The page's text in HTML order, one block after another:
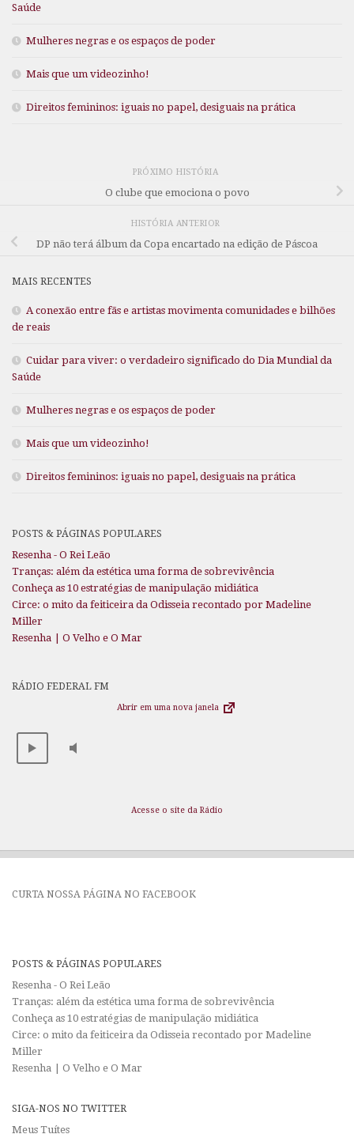
Saúde
Mulheres negras e os espaços de poder
Mais que um videozinho!
Direitos femininos: iguais no papel, desiguais na prática
PRÓXIMO HISTÓRIA
O clube que emociona o povo
HISTÓRIA ANTERIOR
DP não terá álbum da Copa encartado na edição de Páscoa
MAIS RECENTES
A conexão entre fãs e artistas movimenta comunidades e bilhões
de reais
Cuidar para viver: o verdadeiro significado do Dia Mundial da
Saúde
Mulheres negras e os espaços de poder
Mais que um videozinho!
Direitos femininos: iguais no papel, desiguais na prática
POSTS & PÁGINAS POPULARES
Resenha - O Rei Leão
Tranças: além da estética uma forma de sobrevivência
Conheça as 10 estratégias de manipulação midiática
Circe: o mito da feiticeira da Odisseia recontado por Madeline
Miller
Resenha | O Velho e O Mar
RÁDIO FEDERAL FM
Abrir em uma nova janela
Acesse o site da Rádio
CURTA NOSSA PÁGINA NO FACEBOOK
POSTS & PÁGINAS POPULARES
Resenha - O Rei Leão
Tranças: além da estética uma forma de sobrevivência
Conheça as 10 estratégias de manipulação midiática
Circe: o mito da feiticeira da Odisseia recontado por Madeline
Miller
Resenha | O Velho e O Mar
SIGA-NOS NO TWITTER
Meus Tuítes